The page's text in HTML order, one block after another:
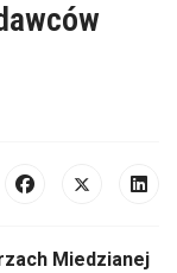
Miedzianej